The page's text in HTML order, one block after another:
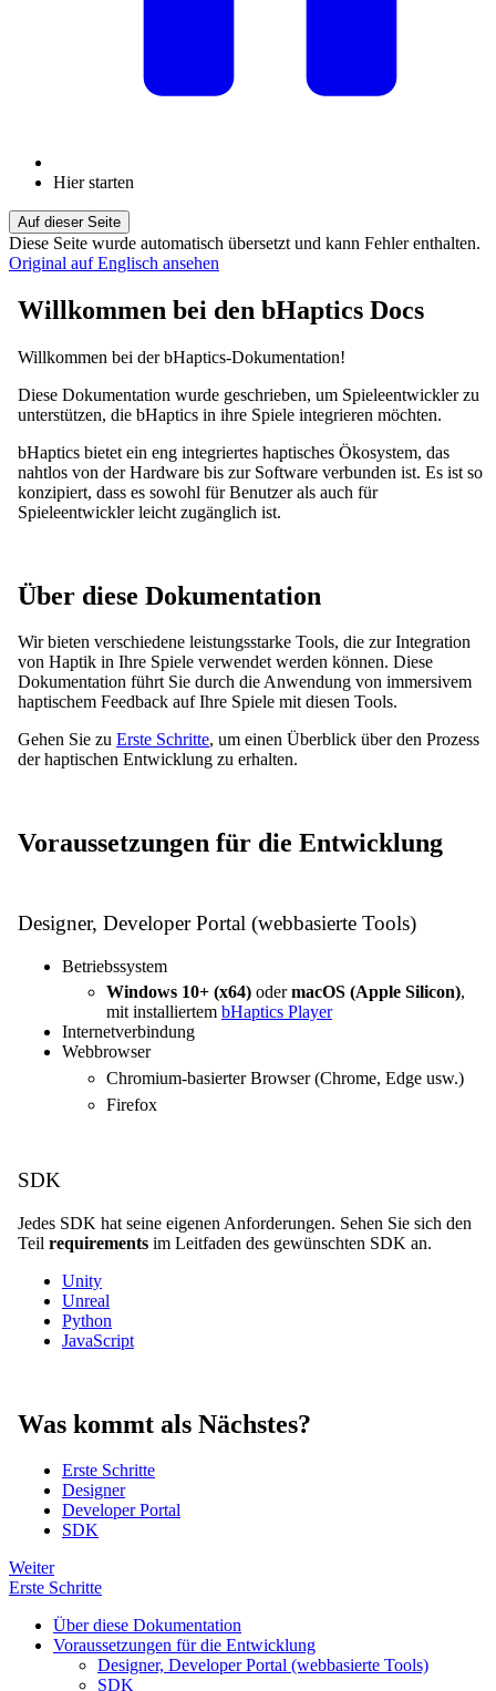
Hier starten
Auf dieser Seite
Diese Seite wurde automatisch übersetzt und kann Fehler enthalten.
Original auf Englisch ansehen
Willkommen bei den bHaptics Docs
Willkommen bei der bHaptics-Dokumentation!
Diese Dokumentation wurde geschrieben, um Spieleentwickler zu
unterstützen, die bHaptics in ihre Spiele integrieren möchten.
bHaptics bietet ein eng integriertes haptisches Ökosystem, das
nahtlos von der Hardware bis zur Software verbunden ist. Es ist so
konzipiert, dass es sowohl für Benutzer als auch für
Spieleentwickler leicht zugänglich ist.
Über diese Dokumentation
Wir bieten verschiedene leistungsstarke Tools, die zur Integration
von Haptik in Ihre Spiele verwendet werden können. Diese
Dokumentation führt Sie durch die Anwendung von immersivem
haptischem Feedback auf Ihre Spiele mit diesen Tools.
Gehen Sie zu Erste Schritte, um einen Überblick über den Prozess
der haptischen Entwicklung zu erhalten.
Voraussetzungen für die Entwicklung
Designer, Developer Portal (webbasierte Tools)
Betriebssystem
Windows 10+ (x64) odermacOS (Apple Silicon),
mit installiertem bHaptics Player
Internetverbindung
Webbrowser
Chromium-basierter Browser (Chrome, Edge usw.)
Firefox
SDK
Jedes SDK hat seine eigenen Anforderungen. Sehen Sie sich den
Teil requirements im Leitfaden des gewünschten SDK an.
Unity
Unreal
Python
JavaScript
Was kommt als Nächstes?
Erste Schritte
Designer
Developer Portal
SDK
Weiter
Erste Schritte
Über diese Dokumentation
Voraussetzungen für die Entwicklung
Designer, Developer Portal (webbasierte Tools)
SDK